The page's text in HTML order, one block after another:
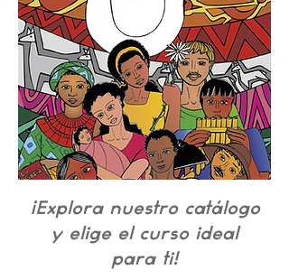
¡Explora nuestro catálogo
y elige el curso ideal
para ti!